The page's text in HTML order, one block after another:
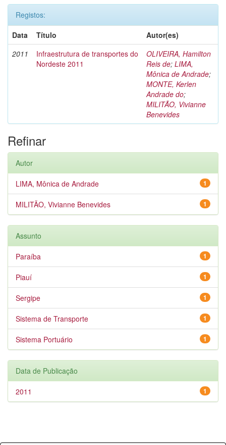
Registos:
Data
Título
Autor(es)
2011
Infraestrutura de transportes do
Nordeste 2011
OLIVEIRA, Hamilton
Reis de; LIMA,
Mônica de Andrade;
MONTE, Kerlen
Andrade do;
MILITÃO, Vivianne
Benevides
Refinar
Autor
1
LIMA, Mônica de Andrade
1
MILITÃO, Vivianne Benevides
Assunto
1
Paraíba
1
Piauí
1
Sergipe
1
Sistema de Transporte
1
Sistema Portuário
Data de Publicação
1
2011